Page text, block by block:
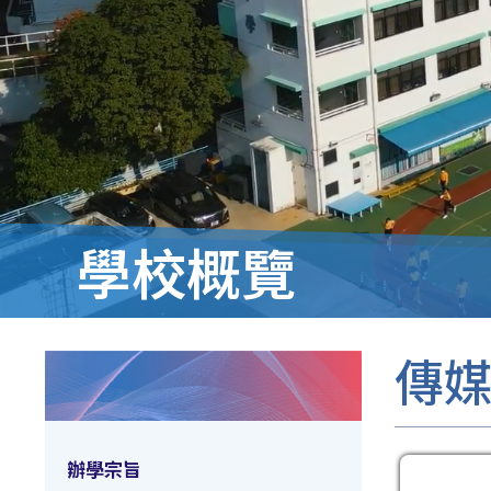
學校概覽
辦學宗旨
傳